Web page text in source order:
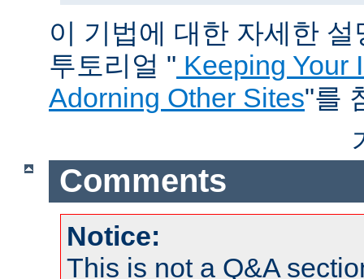
이 기법에 대한 자세한
투토리얼 " Keeping Your
Adorning Other Sites"를
Comments
Notice:
This is not a Q&A